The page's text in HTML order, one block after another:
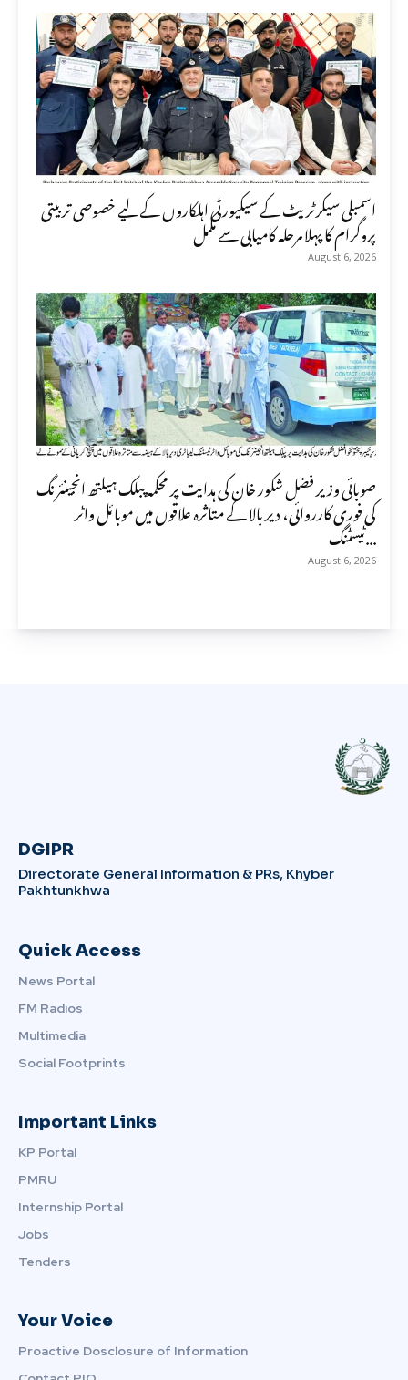
اسمبلی سیکرٹریٹ کے سیکیورٹی اہلکاروں کے لیے خصوصی تربیتی
پروگرام کا پہلا مرحلہ کامیابی سے مکمل
August 6, 2026
صوبائی وزیر فضل شکور خان کی ہدایت پر محکمہ پبلک ہیلتھ انجینئرنگ
کی فوری کارروائی، دیر بالا کے متاثرہ علاقوں میں موبائل واٹر
ٹیسٹنگ...
August 6, 2026
DGIPR
Directorate General Information & PRs, Khyber
Pakhtunkhwa
Quick Access
News Portal
FM Radios
Multimedia
Social Footprints
Important Links
KP Portal
PMRU
Internship Portal
Jobs
Tenders
Your Voice
Proactive Dosclosure of Information